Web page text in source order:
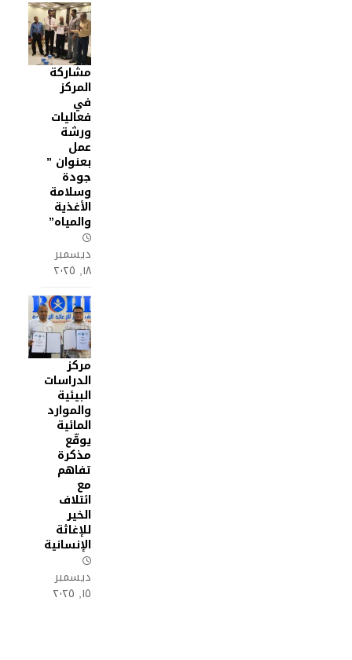
مشاركة
المركز
في
فعاليات
ورشة
عمل
بعنوان ”
جودة
وسلامة
الأغذية
والمياه”
ديسمبر
١٨, ٢٠٢٥
مركز
الدراسات
البيئية
والموارد
المائية
يوقّع
مذكرة
تفاهم
مع
ائتلاف
الخير
للإغاثة
الإنسانية
ديسمبر
١٥, ٢٠٢٥